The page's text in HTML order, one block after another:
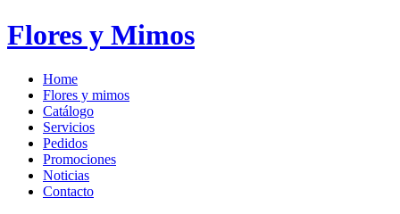
Flores y Mimos
Home
Flores y mimos
Catálogo
Servicios
Pedidos
Promociones
Noticias
Contacto